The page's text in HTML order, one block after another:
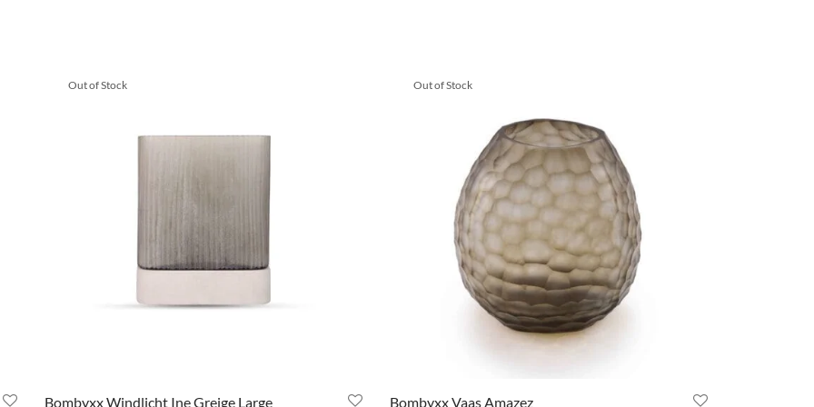
Out of Stock
Bombyxx Windlicht Ine Greige Large
Out of Stock
Bombyxx Vaas Amazez